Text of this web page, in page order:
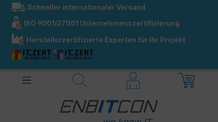
springen
Schneller internationaler Versand
ISO 9001/27001 Unternehmenszertifizierung
Herstellerzertifizierte Experten für Ihr Projekt